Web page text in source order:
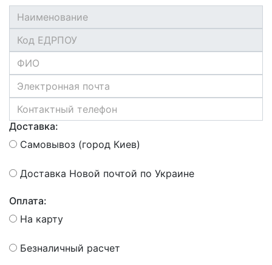
Доставка:
Самовывоз (город Киев)
Доставка Новой почтой по Украине
Оплата:
На карту
Безналичный расчет